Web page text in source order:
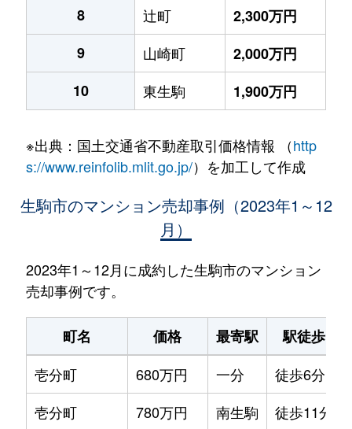
8
辻町
2,300万円
9
山崎町
2,000万円
10
東生駒 1,900万円
※出典：国土交通省不動産取引価格情報 （http
s://www.reinfolib.mlit.go.jp/）を加工して作成
生駒市のマンション売却事例（2023年1～12
月）
2023年1～12月に成約した生駒市のマンション
売却事例です。
町名 価格 最寄駅 駅徒歩
壱分町
680万円 一分 徒歩6分
壱分町
780万円 南生駒 徒歩11分